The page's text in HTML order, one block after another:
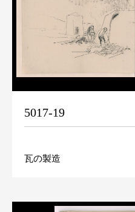
5017-19
瓦の製造